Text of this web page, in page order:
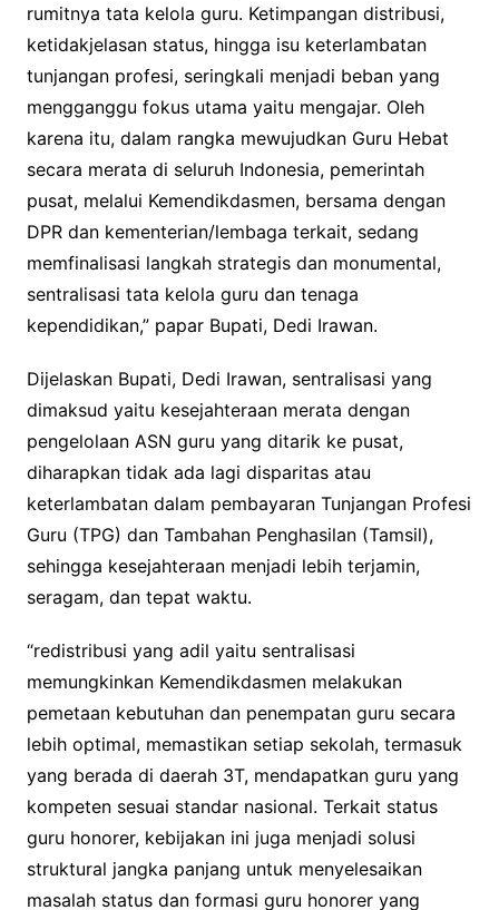
rumitnya tata kelola guru. Ketimpangan distribusi,
ketidakjelasan status, hingga isu keterlambatan
tunjangan profesi, seringkali menjadi beban yang
mengganggu fokus utama yaitu mengajar. Oleh
karena itu, dalam rangka mewujudkan Guru Hebat
secara merata di seluruh Indonesia, pemerintah
pusat, melalui Kemendikdasmen, bersama dengan
DPR dan kementerian/lembaga terkait, sedang
memfinalisasi langkah strategis dan monumental,
sentralisasi tata kelola guru dan tenaga
kependidikan,” papar Bupati, Dedi Irawan.
Dijelaskan Bupati, Dedi Irawan, sentralisasi yang
dimaksud yaitu kesejahteraan merata dengan
pengelolaan ASN guru yang ditarik ke pusat,
diharapkan tidak ada lagi disparitas atau
keterlambatan dalam pembayaran Tunjangan Profesi
Guru (TPG) dan Tambahan Penghasilan (Tamsil),
sehingga kesejahteraan menjadi lebih terjamin,
seragam, dan tepat waktu.
“redistribusi yang adil yaitu sentralisasi
memungkinkan Kemendikdasmen melakukan
pemetaan kebutuhan dan penempatan guru secara
lebih optimal, memastikan setiap sekolah, termasuk
yang berada di daerah 3T, mendapatkan guru yang
kompeten sesuai standar nasional. Terkait status
guru honorer, kebijakan ini juga menjadi solusi
struktural jangka panjang untuk menyelesaikan
masalah status dan formasi guru honorer yang